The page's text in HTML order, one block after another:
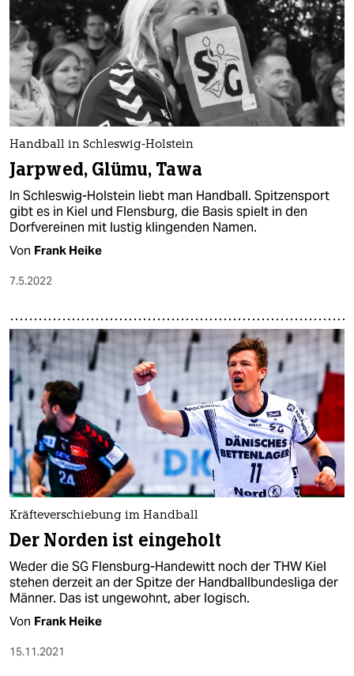
Handball in Schleswig-Holstein
Jarpwed, Glümu, Tawa
In Schleswig-Holstein liebt man Handball. Spitzensport
gibt es in Kiel und Flensburg, die Basis spielt in den
Dorfvereinen mit lustig klingenden Namen.
Von Frank Heike
7.5.2022
Kräfteverschiebung im Handball
Der Norden ist eingeholt
Weder die SG Flensburg-Handewitt noch der THW Kiel
stehen derzeit an der Spitze der Handballbundesliga der
Männer. Das ist ungewohnt, aber logisch.
Von Frank Heike
15.11.2021